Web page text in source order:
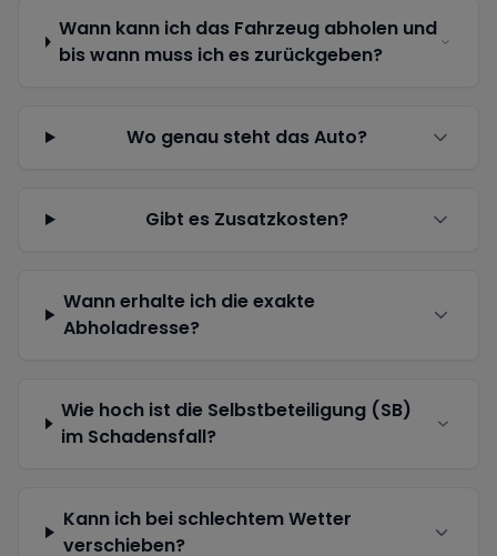
Wann kann ich das Fahrzeug abholen und
bis wann muss ich es zurückgeben?
Wo genau steht das Auto?
Gibt es Zusatzkosten?
Wann erhalte ich die exakte
Abholadresse?
Wie hoch ist die Selbstbeteiligung (SB)
im Schadensfall?
Kann ich bei schlechtem Wetter
verschieben?